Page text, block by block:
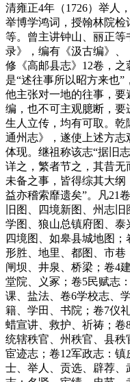
清雍正4年（1726）举人
举博学鸿词，授翰林院
等。曾主讲钟山、丽正
录》，编有《汲古编》
修《高邮县志》12卷，
是“述往事所以昭方来也”
他主张对一地的往事，
编，也不可主观臆断，要
生人立传，均有可取。
通州志》，遂使上述方
体现。继祖称该志“据旧
详之，繁者节之，其昔
未备之事，皆得综其大纲
益亦稽索靡遗矣”。凡21
旧图、四境新图、州志
学图、狼山总镇府图、
四境图、如皋县城地图；
形胜、地里、都图、市巷
闸坝、井泉、桥梁；卷4
堂院、义冢；卷5民赋志
课、盐法、卷6学校志、
籍、学田、书院；卷7仪
蜡宣讲、救护、祈祷；卷
统辖秩官、州秩官、县秩
宦迹志；卷12军政志：
士、举人、贡选、辟荐、